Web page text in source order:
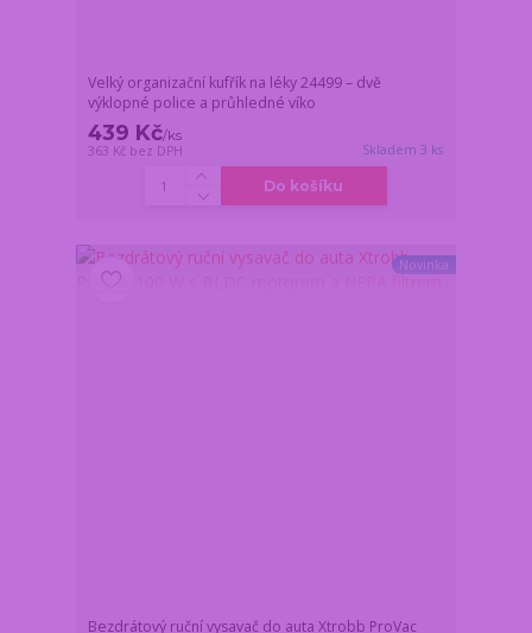
Velký organizační kufřík na léky 24499 – dvě
výklopné police a průhledné víko
439 Kč/ks
363 Kč bez DPH Skladem 3 ks
Do košíku
Novinka
Bezdrátový ruční vysavač do auta Xtrobb ProVac